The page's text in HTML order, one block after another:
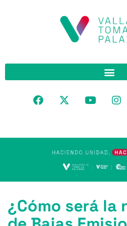
¿Cómo será la